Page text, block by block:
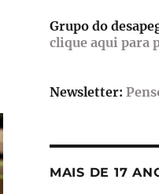
Grupo do
clique aqui para
Newsletter:
MAIS DE 17